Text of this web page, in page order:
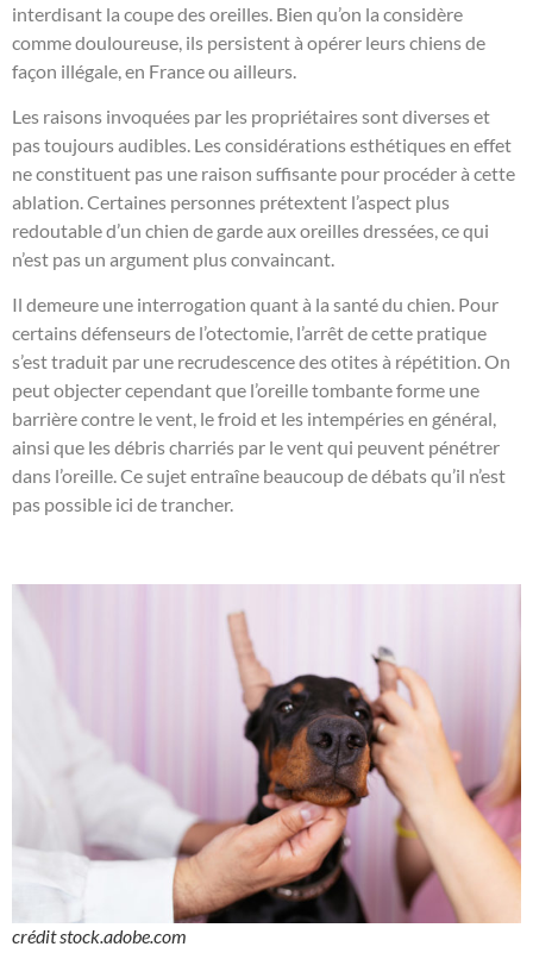
interdisant la coupe des oreilles. Bien qu’on la considère
comme douloureuse, ils persistent à opérer leurs chiens de
façon illégale, en France ou ailleurs.
Les raisons invoquées par les propriétaires sont diverses et
pas toujours audibles. Les considérations esthétiques en effet
ne constituent pas une raison suffisante pour procéder à cette
ablation. Certaines personnes prétextent l’aspect plus
redoutable d’un chien de garde aux oreilles dressées, ce qui
n’est pas un argument plus convaincant.
Il demeure une interrogation quant à la santé du chien. Pour
certains défenseurs de l’otectomie, l’arrêt de cette pratique
s’est traduit par une recrudescence des otites à répétition. On
peut objecter cependant que l’oreille tombante forme une
barrière contre le vent, le froid et les intempéries en général,
ainsi que les débris charriés par le vent qui peuvent pénétrer
dans l’oreille. Ce sujet entraîne beaucoup de débats qu’il n’est
pas possible ici de trancher.
crédit stock.adobe.com